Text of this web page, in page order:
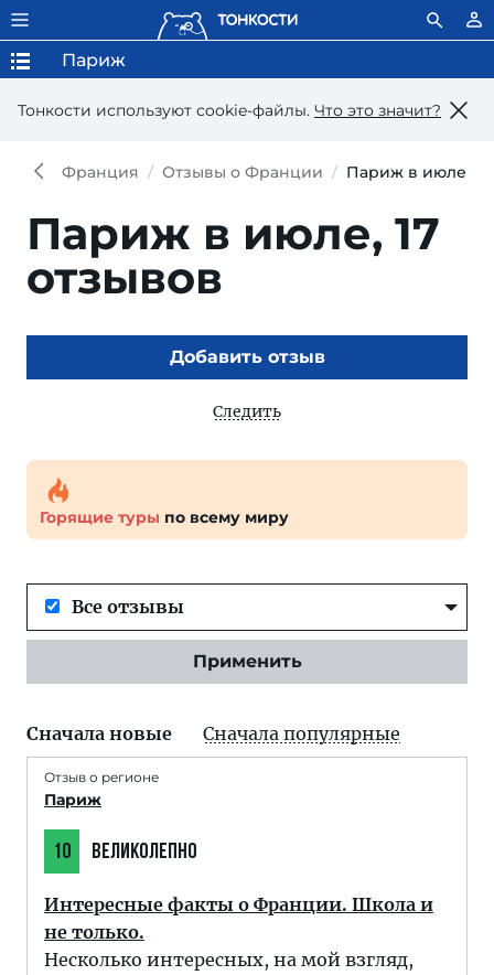
Тонкости используют сookie-файлы. Что это значит?
Париж
Франция Отзывы о Франции Париж в июле
Париж в июле, 17
отзывов
Добавить отзыв
Следить
Горящие туры по всему миру
Все отзывы
Применить
Сначала новые Сначала популярные
Отзыв о регионе
Париж
10 ВЕЛИКОЛЕПНО
Интересные факты о Франции. Школа и
не только.
Несколько интересных, на мой взгляд,